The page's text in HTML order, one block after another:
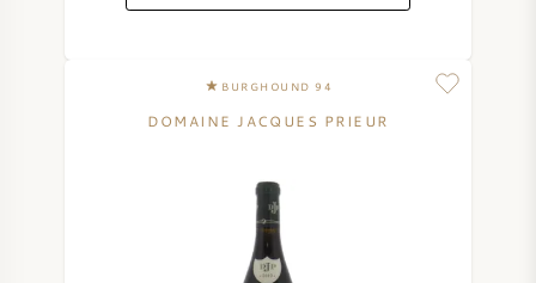
BURGHOUND 94
DOMAINE JACQUES PRIEUR